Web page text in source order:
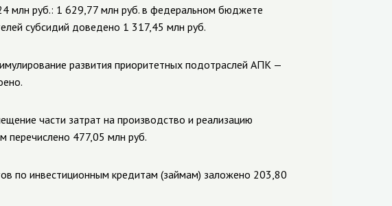
млн руб.: 1 629,77 млн руб. в федеральном бюджете
субсидий доведено 1 317,45 млн руб.
развития приоритетных подотраслей АПК —
части затрат на производство и реализацию
перечислено 477,05 млн руб.
по инвестиционным кредитам (займам) заложено 203,80